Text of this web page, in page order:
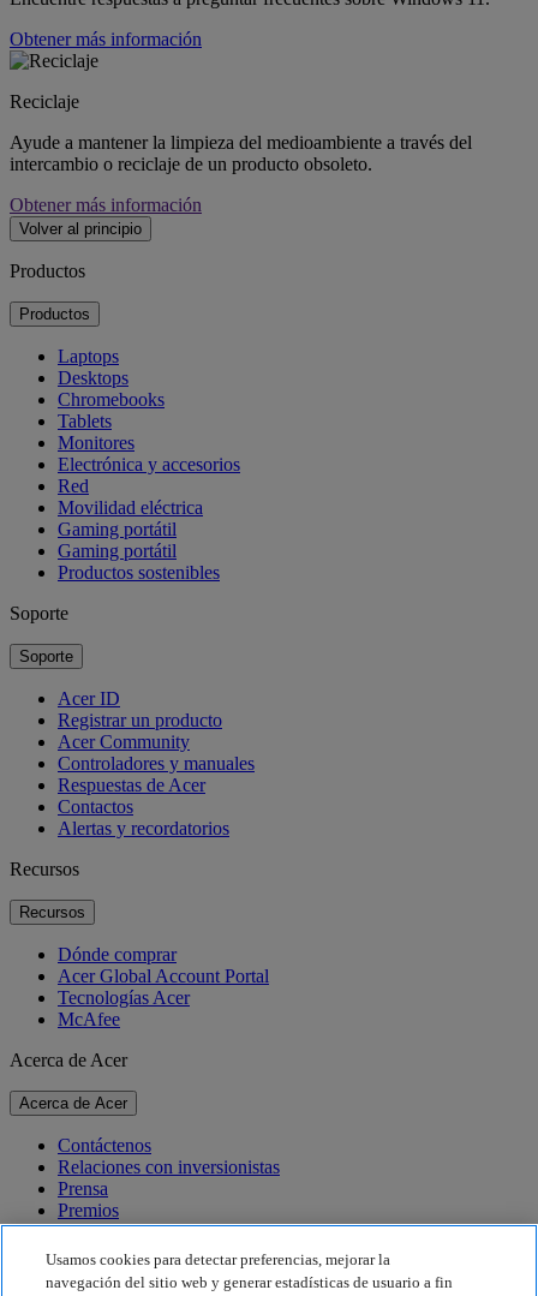
Obtener más información
Reciclaje
Ayude a mantener la limpieza del medioambiente a través del
intercambio o reciclaje de un producto obsoleto.
Obtener más información
Volver al principio
Productos
Productos
Laptops
Desktops
Chromebooks
Tablets
Monitores
Electrónica y accesorios
Red
Movilidad eléctrica
Gaming portátil
Gaming portátil
Productos sostenibles
Soporte
Soporte
Acer ID
Registrar un producto
Acer Community
Controladores y manuales
Respuestas de Acer
Contactos
Alertas y recordatorios
Recursos
Recursos
Dónde comprar
Acer Global Account Portal
Tecnologías Acer
McAfee
Acerca de Acer
Acerca de Acer
Contáctenos
Relaciones con inversionistas
Prensa
Premios
Eventos
Sostenibilidad
Usamos cookies para detectar preferencias, mejorar la
navegación del sitio web y generar estadísticas de usuario a fin